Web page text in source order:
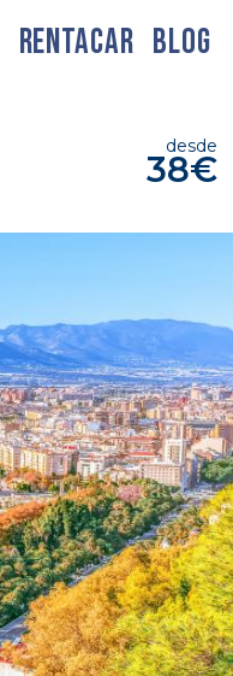
RENTACAR BLOG
desde
38€